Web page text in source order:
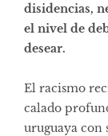
disidencias,
el nivel de
desear.
El racismo
calado
uruguaya con